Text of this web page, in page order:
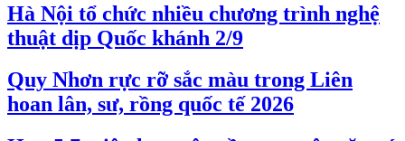
Hà Nội tổ chức nhiều chương trình nghệ
thuật dịp Quốc khánh 2/9
Quy Nhơn rực rỡ sắc màu trong Liên
hoan lân, sư, rồng quốc tế 2026